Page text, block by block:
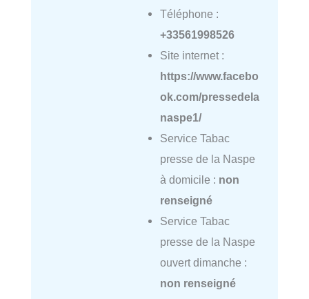
Téléphone :
+33561998526
Site internet :
https://www.facebo
ok.com/pressedela
naspe1/
Service Tabac
presse de la Naspe
à domicile : non
renseigné
Service Tabac
presse de la Naspe
ouvert dimanche :
non renseigné